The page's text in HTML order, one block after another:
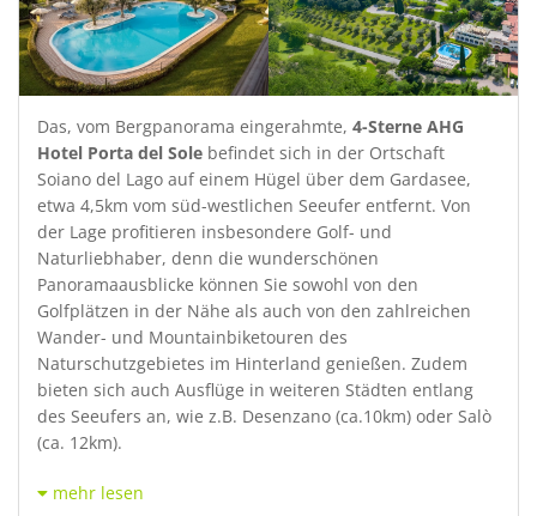
Das, vom Bergpanorama eingerahmte, 4-Sterne AHG
Hotel Porta del Sole befindet sich in der Ortschaft
Soiano del Lago auf einem Hügel über dem Gardasee,
etwa 4,5km vom süd-westlichen Seeufer entfernt. Von
der Lage profitieren insbesondere Golf- und
Naturliebhaber, denn die wunderschönen
Panoramaausblicke können Sie sowohl von den
Golfplätzen in der Nähe als auch von den zahlreichen
Wander- und Mountainbiketouren des
Naturschutzgebietes im Hinterland genießen. Zudem
bieten sich auch Ausflüge in weiteren Städten entlang
des Seeufers an, wie z.B. Desenzano (ca.10km) oder Salò
(ca. 12km).
mehr lesen